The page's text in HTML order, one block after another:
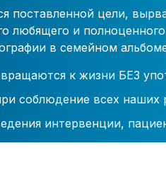
поставленной цели,
любящего и
в семейном
к жизни БЕЗ
соблюдение всех наших
интервенции,